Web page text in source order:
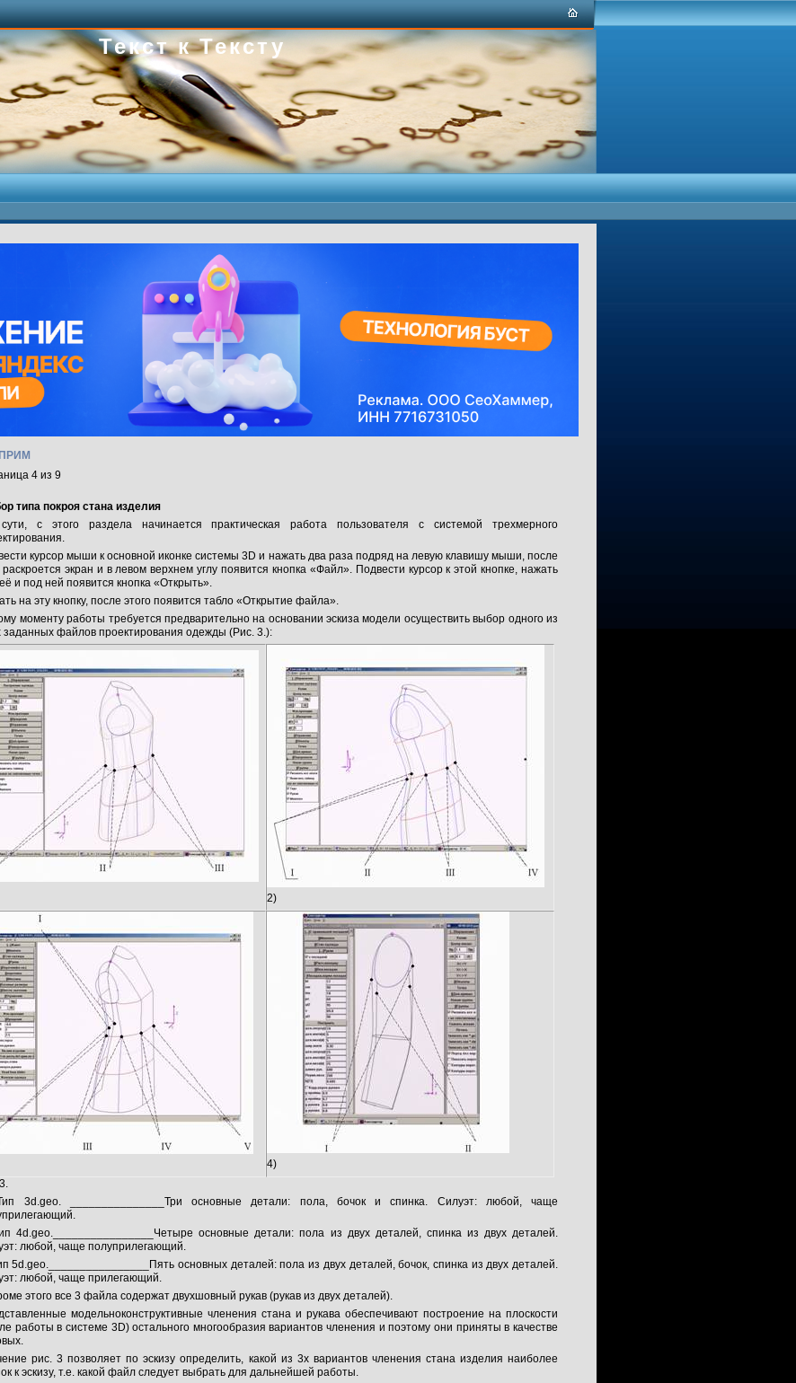
Текст к Тексту
4 из 9
типа покроя стана изделия
с этого раздела начинается практическая работа пользователя с системой трехмерного
курсор мыши к основной иконке системы 3D и нажать два раза подряд на левую клавишу мыши, после
раскроется экран и в левом верхнем углу появится кнопка «Файл». Подвести курсор к этой кнопке, нажать
и под ней появится кнопка «Открыть».
на эту кнопку, после этого появится табло «Открытие файла».
моменту работы требуется предварительно на основании эскиза модели осуществить выбор одного из
заданных файлов проектирования одежды (Рис. 3.):
2)
4)
3d.geo. _______________Три основные детали: пола, бочок и спинка. Силуэт: любой, чаще
4d.geo.________________Четыре основные детали: пола из двух деталей, спинка из двух деталей.
любой, чаще полуприлегающий.
5d.geo.________________Пять основных деталей: пола из двух деталей, бочок, спинка из двух деталей.
любой, чаще прилегающий.
этого все 3 файла содержат двухшовный рукав (рукав из двух деталей).
модельноконструктивные членения стана и рукава обеспечивают построение на плоскости
работы в системе 3D) остального многообразия вариантов членения и поэтому они приняты в качестве
рис. 3 позволяет по эскизу определить, какой из 3х вариантов членения стана изделия наиболее
к эскизу, т.е. какой файл следует выбрать для дальнейшей работы.